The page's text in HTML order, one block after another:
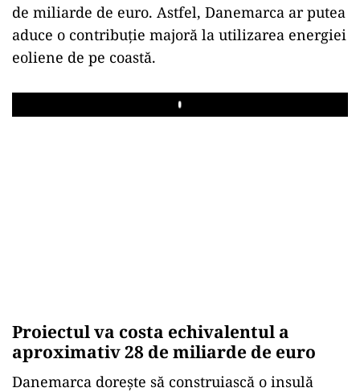
de miliarde de euro. Astfel, Danemarca ar putea
aduce o contribuție majoră la utilizarea energiei
eoliene de pe coastă.
Play
Proiectul va costa echivalentul a
aproximativ 28 de miliarde de euro
Danemarca dorește să construiască o insulă